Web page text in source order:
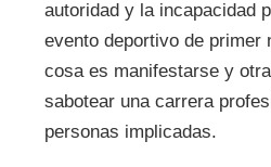
autoridad y la incapacidad
evento deportivo de primer
cosa es manifestarse y
sabotear una carrera
personas implicadas.